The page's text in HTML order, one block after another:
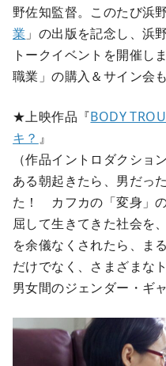
野佐知監督。このたび浜
業 」の出版を記念し、浜
トークイベントを開催し
職業」の購入＆サイン会
★上映作品『BODY
キ？ 』
（作品イントロダクショ
ある朝起きたら、男だっ
た！ カフカの「変身」
屈して生きてきた社会を
を余儀なくされたら、ま
だけでなく、さまざまな
男女間のジェンダー・ギ